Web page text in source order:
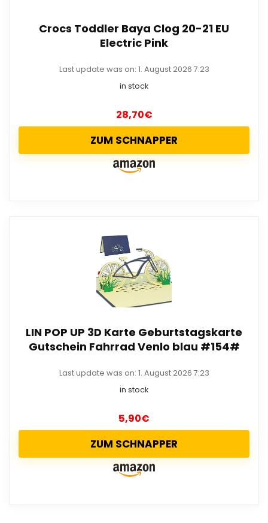
Crocs Toddler Baya Clog 20-21 EU
Electric Pink
Last update was on: 1. August 2026 7:23
in stock
28,70€
ZUM SCHNAPPER
LIN POP UP 3D Karte Geburtstagskarte
Gutschein Fahrrad Venlo blau #154#
Last update was on: 1. August 2026 7:23
in stock
5,90€
ZUM SCHNAPPER